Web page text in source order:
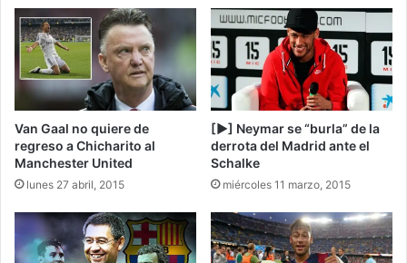
Van Gaal no quiere de
regreso a Chicharito al
Manchester United
lunes 27 abril, 2015
[▶] Neymar se “burla” de la
derrota del Madrid ante el
Schalke
miércoles 11 marzo, 2015